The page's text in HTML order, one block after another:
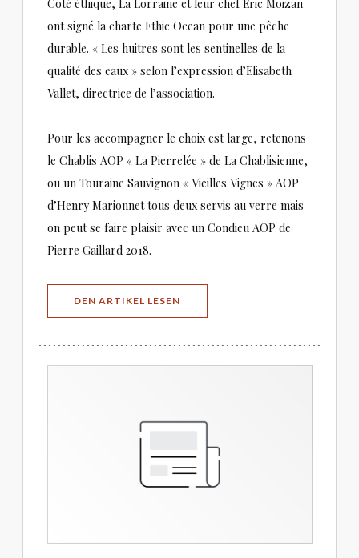
Coté éthique, La Lorraine et leur chef Eric Moizan
ont signé la charte Ethic Ocean pour une pêche
durable. « Les huitres sont les sentinelles de la
qualité des eaux » selon l’expression d’Elisabeth
Vallet, directrice de l’association.
Pour les accompagner le choix est large, retenons
le Chablis AOP « La Pierrelée » de La Chablisienne,
ou un Touraine Sauvignon « Vieilles Vignes » AOP
d’Henry Marionnet tous deux servis au verre mais
on peut se faire plaisir avec un Condieu AOP de
Pierre Gaillard 2018.
DEN ARTIKEL LESEN